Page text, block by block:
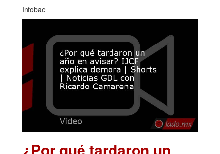
Infobae
¿Por qué tardaron un